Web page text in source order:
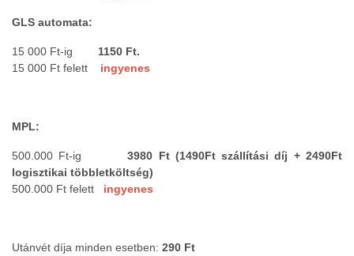
GLS automata:
15 000 Ft-ig 1150 Ft.
15 000 Ft felett ingyenes
MPL:
500.000 Ft-ig3980 Ft (1490Ft szállítási díj + 2490Ft
logisztikai többletköltség)
500.000 Ft felett ingyenes
Utánvét díja minden esetben: 290 Ft